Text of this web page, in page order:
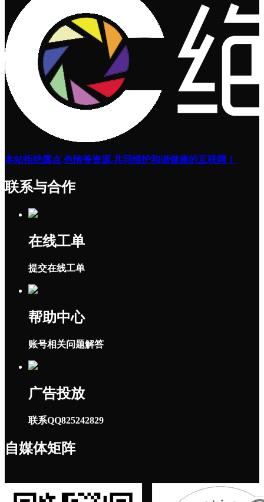
本站拒绝露点,色情等资源,共同维护和谐健康的互联网！
联系与合作
在线工单
提交在线工单
帮助中心
账号相关问题解答
广告投放
联系QQ825242829
自媒体矩阵